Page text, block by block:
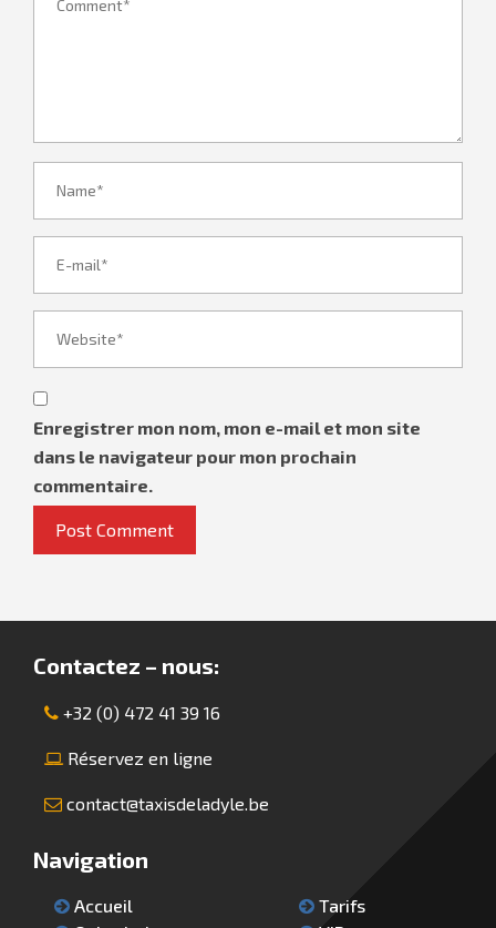
Enregistrer mon nom, mon e-mail et mon site
dans le navigateur pour mon prochain
commentaire.
Contactez – nous:
+32 (0) 472 41 39 16
Réservez en ligne
contact@taxisdeladyle.be
Navigation
Accueil
Tarifs